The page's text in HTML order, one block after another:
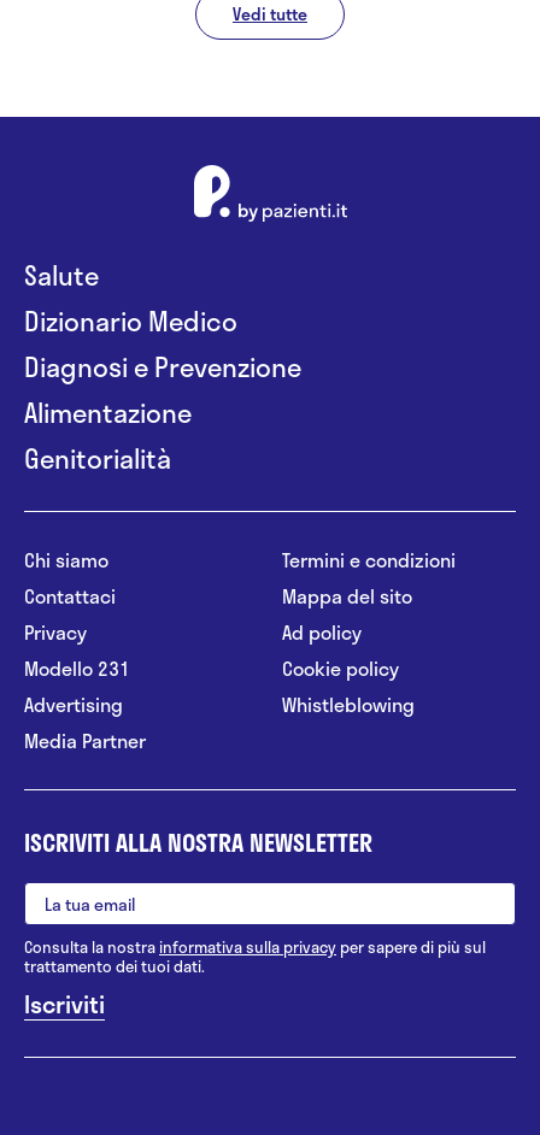
Vedi tutte
Salute
Dizionario Medico
Diagnosi e Prevenzione
Alimentazione
Genitorialità
Chi siamo
Contattaci
Privacy
Modello 231
Advertising
Media Partner
Termini e condizioni
Mappa del sito
Ad policy
Cookie policy
Whistleblowing
ISCRIVITI ALLA NOSTRA NEWSLETTER
Consulta la nostrainformativa sulla privacy per sapere di più sul
trattamento dei tuoi dati.